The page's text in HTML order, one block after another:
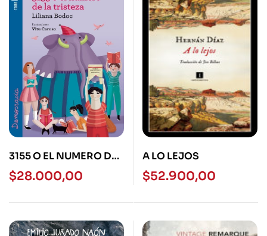
3155 O EL NUMERO DE
LA TRISTEZA
$28.000,00
A LO LEJOS
$52.900,00